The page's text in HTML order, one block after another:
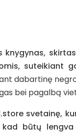
suteikiant
dabartinę
bei pagalbą
svetainę,
būtų